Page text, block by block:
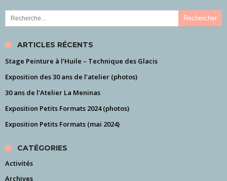
Rechercher :
ARTICLES RÉCENTS
Stage Peinture à l’Huile – Technique des Glacis
Exposition des 30 ans de l’atelier (photos)
30 ans de l’Atelier La Meninas
Exposition Petits Formats 2024 (photos)
Exposition Petits Formats (mai 2024)
CATÉGORIES
Activités
Archives